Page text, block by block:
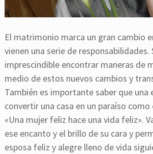
El matrimonio marca un gran cambio
vienen una serie de responsabilidades.
imprescindible encontrar maneras de
medio de estos nuevos cambios y
También es importante saber que una
convertir una casa en un paraíso
«Una mujer feliz hace una vida feliz».
ese encanto y el brillo de su cara y
esposa feliz y alegre lleno de vida